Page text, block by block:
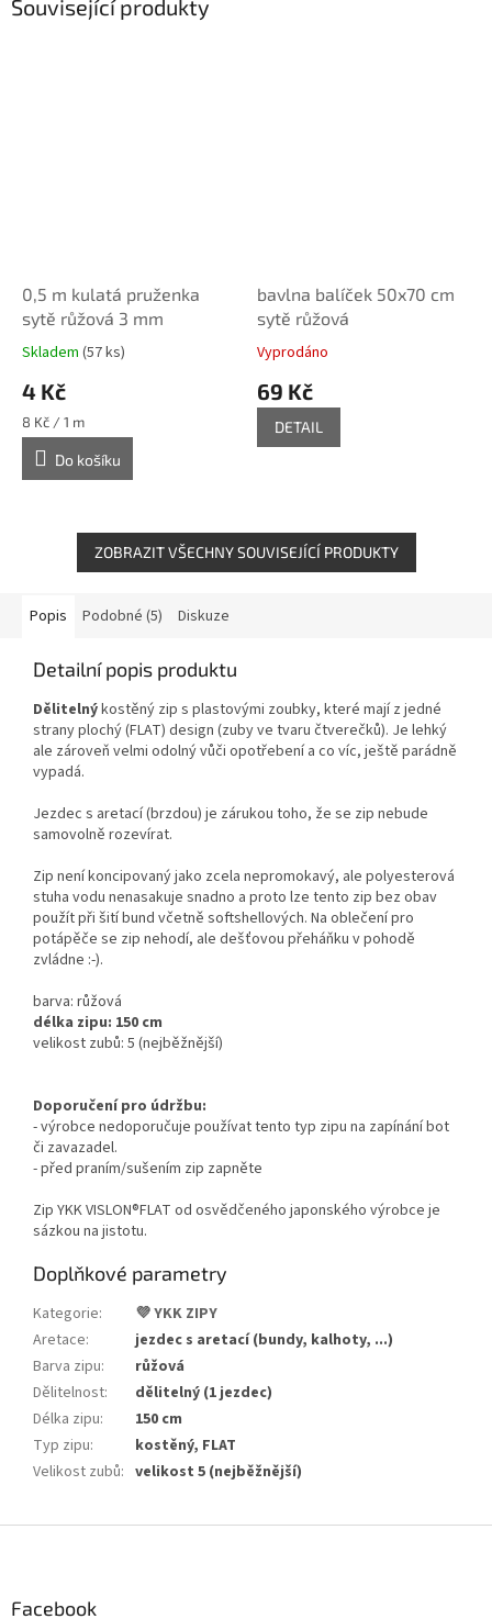
Související produkty
0,5 m kulatá pruženka
sytě růžová 3 mm
Skladem (57 ks)
4 Kč
Měrná
cena:
8 Kč / 1 m
Do košíku
bavlna balíček 50x70 cm
sytě růžová
Vyprodáno
69 Kč
DETAIL
ZOBRAZIT VŠECHNY SOUVISEJÍCÍ PRODUKTY
Popis Podobné (5) Diskuze
Detailní popis produktu
Dělitelnýkostěný zip s plastovými zoubky, které mají z jedné
strany plochý (FLAT) design (zuby ve tvaru čtverečků). Je lehký
ale zároveň velmi odolný vůči opotřebení a co víc, ještě parádně
vypadá.
Jezdec s aretací (brzdou) je zárukou toho, že se zip nebude
samovolně rozevírat.
Zip není koncipovaný jako zcela nepromokavý, ale polyesterová
stuha vodu nenasakuje snadno a proto lze tento zip bez obav
použít při šití bund včetně softshellových. Na oblečení pro
potápěče se zip nehodí, ale dešťovou přeháňku v pohodě
zvládne :-).
barva: růžová
délka zipu: 150 cm
velikost zubů: 5 (nejběžnější)
Doporučení pro údržbu:
- výrobce nedoporučuje používat tento typ zipu na zapínání bot
či zavazadel.
- před praním/sušením zip zapněte
Zip YKK VISLON®FLAT od osvědčeného japonského výrobce je
sázkou na jistotu.
Doplňkové parametry
Kategorie:
💜 YKK ZIPY
Aretace:
jezdec s aretací (bundy, kalhoty, ...)
Barva zipu:
růžová
Dělitelnost:
dělitelný (1 jezdec)
Délka zipu:
150 cm
Typ zipu:
kostěný, FLAT
Velikost zubů: velikost 5 (nejběžnější)
Facebook